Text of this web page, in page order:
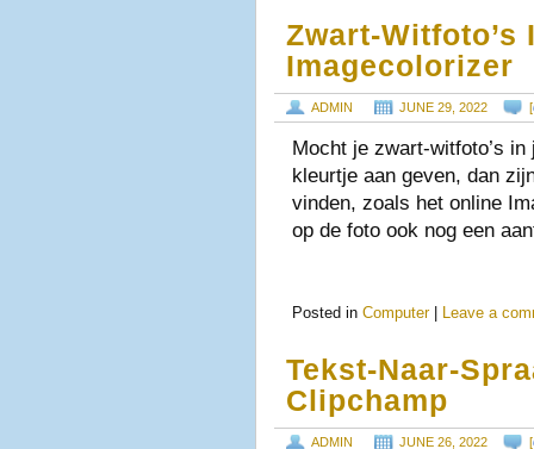
Zwart-Witfoto’s
Imagecolorizer
ADMIN JUNE 29, 2022 [
Mocht je zwart-witfoto’s
kleurtje aan geven, dan
vinden, zoals het online
op de foto ook nog een
Posted in Computer Leave a
Tekst-Naar-
Clipchamp
ADMIN JUNE 26, 2022 [